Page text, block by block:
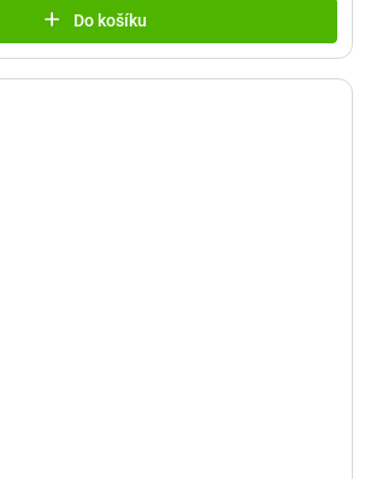
Do košíku